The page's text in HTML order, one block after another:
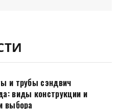
и трубы сэндвич
виды конструкции и
выбора